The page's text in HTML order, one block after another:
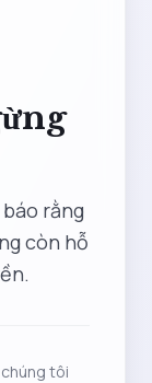
rằng
còn hỗ
tôi